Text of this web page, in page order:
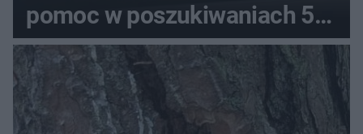
pomoc w poszukiwaniach 59-
latka